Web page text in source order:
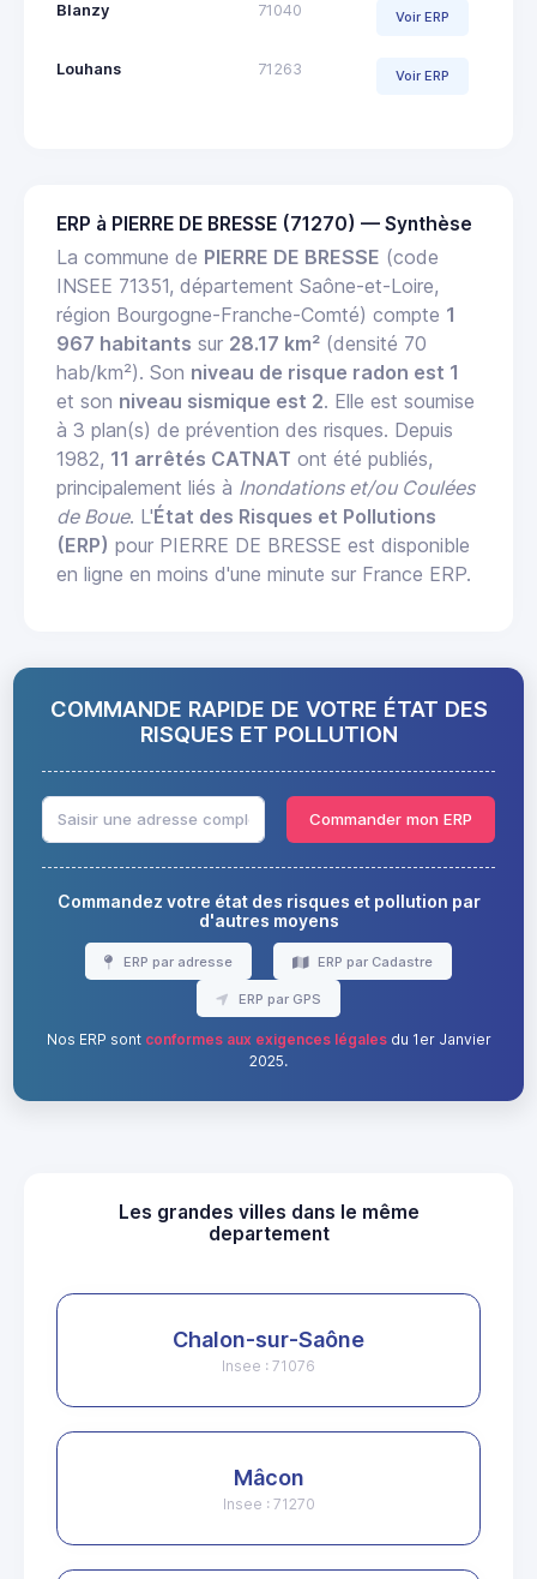
Blanzy 71040 Voir ERP
Louhans 71263 Voir ERP
ERP à PIERRE DE BRESSE (71270) — Synthèse
La commune de PIERRE DE BRESSE (code
INSEE 71351, département Saône-et-Loire,
région Bourgogne-Franche-Comté) compte 1
967 habitants sur 28.17 km² (densité 70
hab/km²). Son niveau de risque radon est 1
et son niveau sismique est 2. Elle est soumise
à 3 plan(s) de prévention des risques. Depuis
1982, 11 arrêtés CATNAT ont été publiés,
principalement liés à Inondations et/ou Coulées
de Boue. L'État des Risques et Pollutions
(ERP) pour PIERRE DE BRESSE est disponible
en ligne en moins d'une minute sur France ERP.
COMMANDE RAPIDE DE VOTRE ÉTAT DES
RISQUES ET POLLUTION
Commander mon ERP
Commandez votre état des risques et pollution par
d'autres moyens
ERP par adresse ERP par Cadastre
ERP par GPS
Nos ERP sont conformes aux exigences légalesdu 1er Janvier
2025.
Les grandes villes dans le même
departement
Chalon-sur-Saône
Insee : 71076
Mâcon
Insee : 71270